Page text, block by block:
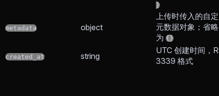
}
metadata object
上传时传入的自
元数据对象；省
为 {}
created_at string
UTC 创建时间，
3339 格式